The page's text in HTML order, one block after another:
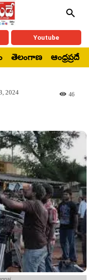
Youtube
తెలంగాణ ఆంధ్రప్రదేశ్
2024 46